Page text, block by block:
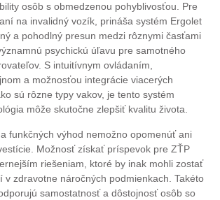
osôb s obmedzenou pohyblivosťou. Pre
na invalidný vozík, prináša systém Ergolet
a pohodlný presun medzi rôznymi časťami
psychickú úľavu pre samotného
S intuitívnym ovládaním,
a možnosťou integrácie viacerých
sú rôzne typy vakov, je tento systém
môže skutočne zlepšiť kvalitu života.
funkčných výhod nemožno opomenúť ani
Možnosť získať príspevok pre ZŤP
riešeniam, ktoré by inak mohli zostať
v zdravotne náročných podmienkach. Takéto
samostatnosť a dôstojnosť osôb so